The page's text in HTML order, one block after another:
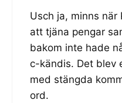
Usch ja, minns
att tjäna pengar
bakom inte hade
c-kändis. Det blev
med stängda
ord.